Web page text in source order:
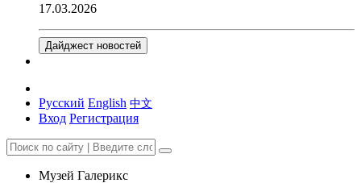
17.03.2026
Дайджест новостей
Русский English 中文
Вход Регистрация
Музей Галерикс